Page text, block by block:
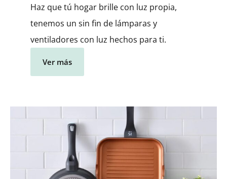
Haz que tú hogar brille con luz propia,
tenemos un sin fin de lámparas y
ventiladores con luz hechos para ti.
Ver más